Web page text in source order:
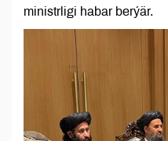
ministrligi habar berýär.